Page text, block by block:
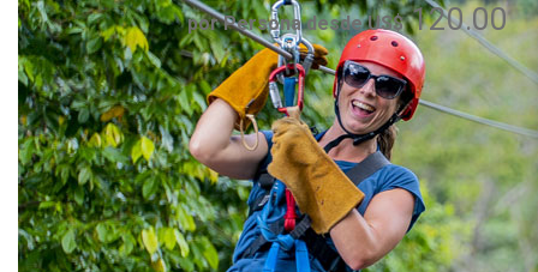
por Persona desde US$120.00